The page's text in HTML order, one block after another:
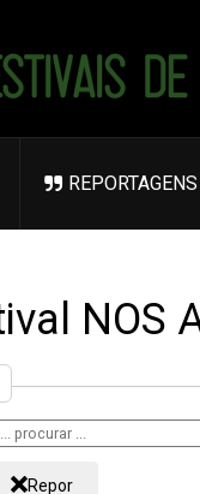
REPORTAGENS
NOS
Repor